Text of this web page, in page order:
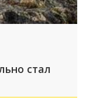
стал